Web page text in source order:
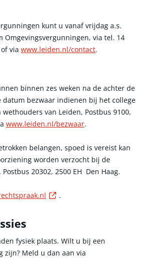
kunt u vanaf vrijdag a.s.
Omgevingsvergunningen, via tel. 14
via www.leiden.nl/contact.
binnen zes weken na de achter de
bezwaar indienen bij het college
van Leiden, Postbus 9100,
www.leiden.nl/bezwaar.
belangen, spoed is vereist kan
worden verzocht bij de
20302, 2500 EH Den Haag.
Externe link
.
fysiek plaats. Wilt u bij een
zijn? Meld u dan aan via